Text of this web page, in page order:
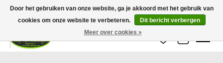
Wij zijn gesloten van 24 december tot en met 25 januari. Houd er rekening mee
dat de levertijd van uw bestelling in deze periode langer kan zijn dan
gebruikelijk.
Verlanglijst
Door het gebruiken van onze website, ga je akkoord met het gebruik van
cookies om onze website te verbeteren.
Dit bericht verbergen
Meer over cookies »